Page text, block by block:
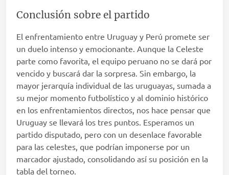
Conclusión sobre el partido
El enfrentamiento entre Uruguay y Perú promete ser
un duelo intenso y emocionante. Aunque la Celeste
parte como favorita, el equipo peruano no se dará por
vencido y buscará dar la sorpresa. Sin embargo, la
mayor jerarquía individual de las uruguayas, sumada a
su mejor momento futbolístico y al dominio histórico
en los enfrentamientos directos, nos hace pensar que
Uruguay se llevará los tres puntos. Esperamos un
partido disputado, pero con un desenlace favorable
para las celestes, que podrían imponerse por un
marcador ajustado, consolidando así su posición en la
tabla del torneo.